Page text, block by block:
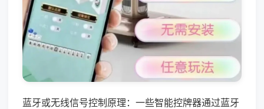
蓝牙或无线信号控制原理：一些智能控牌器通过蓝牙